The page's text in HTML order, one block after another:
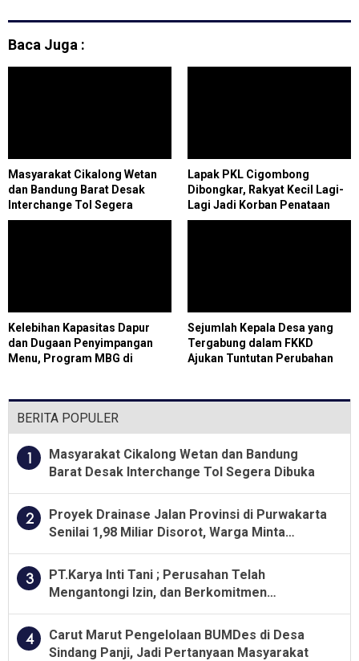
Baca Juga :
Masyarakat Cikalong Wetan
dan Bandung Barat Desak
Interchange Tol Segera
Dibuka
Lapak PKL Cigombong
Dibongkar, Rakyat Kecil Lagi-
Lagi Jadi Korban Penataan
Kelebihan Kapasitas Dapur
dan Dugaan Penyimpangan
Menu, Program MBG di
Sejumlah Kepala Desa yang
Tergabung dalam FKKD
Ajukan Tuntutan Perubahan
BERITA POPULER
1
Masyarakat Cikalong Wetan dan Bandung
Barat Desak Interchange Tol Segera Dibuka
2
Proyek Drainase Jalan Provinsi di Purwakarta
Senilai 1,98 Miliar Disorot, Warga Minta
3
PT.Karya Inti Tani ; Perusahan Telah
Mengantongi Izin, dan Berkomitmen
4
Carut Marut Pengelolaan BUMDes di Desa
Sindang Panji, Jadi Pertanyaan Masyarakat